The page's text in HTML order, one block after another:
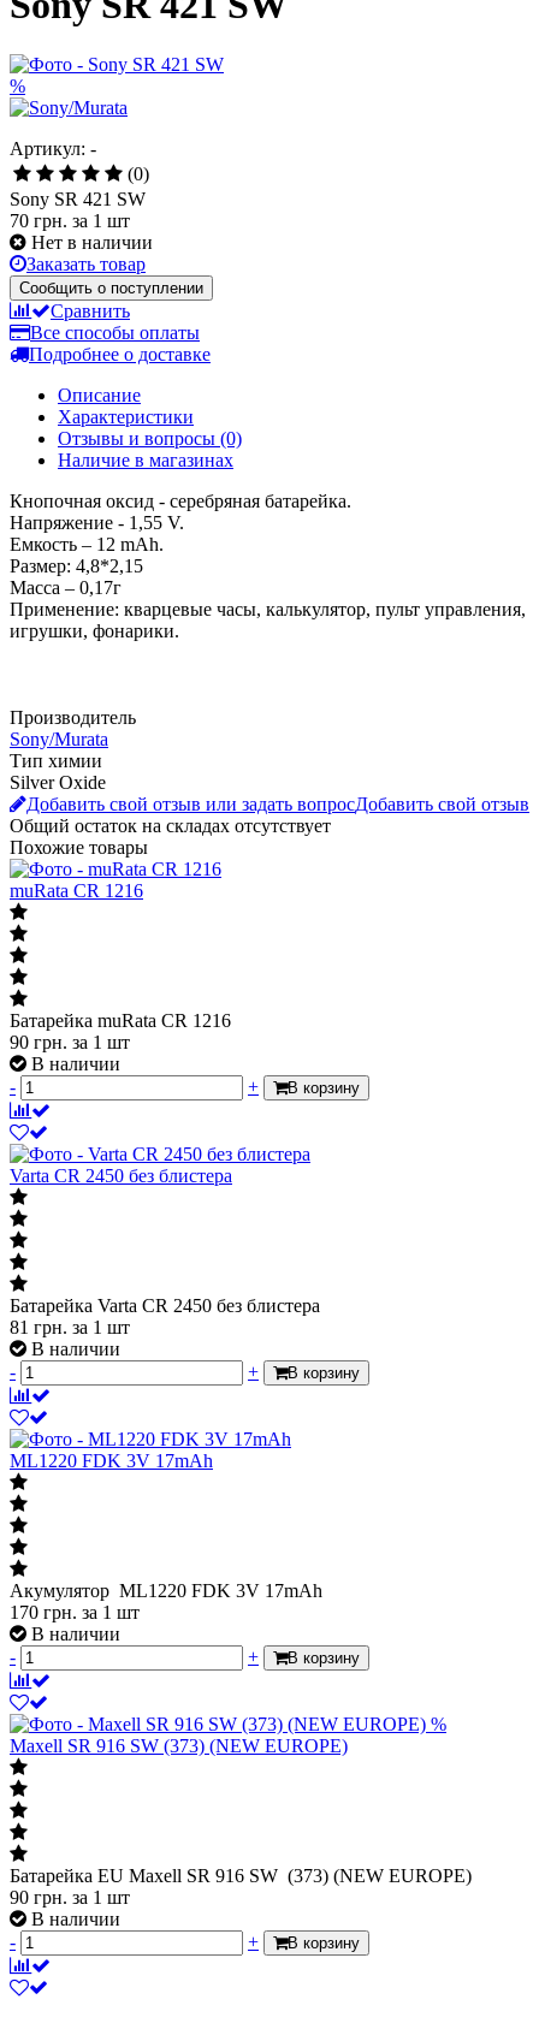
Sony SR 421 SW
%
Артикул: -
(0)
Sony SR 421 SW
70 грн.за 1 шт
Нет в наличии
Заказать товар
Сообщить о поступлении
Сравнить
Все способы оплаты
Описание
Характеристики
Отзывы и вопросы(0)
Кнопочная оксид - серебряная батарейка.
Напряжение - 1,55 V.
Емкость – 12 mAh.
Размер: 4,8*2,15
Масса – 0,17г
Применение: кварцевые часы, калькулятор, пульт управления,
Производитель
Sony/Murata
Тип химии
Silver Oxide
Добавить свой отзыв или задать вопрос
Общий остаток на складах
Похожие товары
muRata CR 1216
Батарейка muRata CR 1216
90грн.за 1 шт
-
Varta CR 2450 без блистера
Батарейка Varta CR 2450 без блистера
81грн.за 1 шт
-
ML1220 FDK 3V 17mAh
Акумулятор ML1220 FDK 3V 17mAh
170 грн.за 1 шт
-
Maxell SR 916 SW (373) (NEW EUROPE)
Батарейка EU Maxell SR 916 SW (373) (NEW EUROPE)
90грн.за 1 шт
-